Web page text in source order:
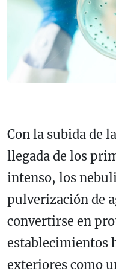
Con la subida de
llegada de los
intenso, los
pulverización de
convertirse en
establecimientos
exteriores como